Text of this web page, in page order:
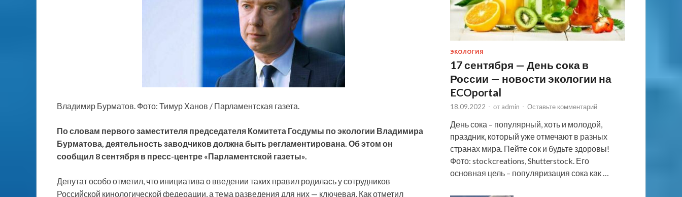
Владимир Бурматов. Фото: Тимур Ханов / Парламентская газета.
По словам первого заместителя председателя Комитета Госдумы по экологии Владимира
Бурматова, деятельность заводчиков должна быть регламентирована. Об этом он
сообщил 8 сентября в пресс-центре «Парламентской газеты».
Депутат особо отметил, что инициатива о введении таких правил родилась у сотрудников
Российской кинологической федерации, а тема разведения для них — ключевая. Как отметил
ЭКОЛОГИЯ
17 сентября — День сока в
России — новости экологии на
ECOportal
18.09.2022 - от admin - Оставьте комментарий
День сока – популярный, хоть и молодой,
праздник, который уже отмечают в разных
странах мира. Пейте сок и будьте здоровы!
Фото: stockcreations, Shutterstock. Его
основная цель – популяризация сока как …